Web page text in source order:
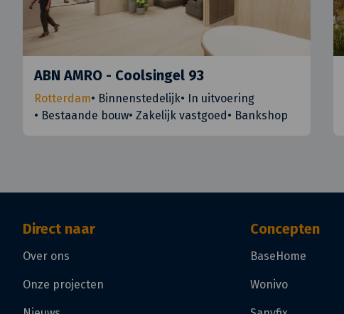
ABN AMRO - Coolsingel 93
Rotterdam• Binnenstedelijk• In uitvoering
• Bestaande bouw• Zakelijk vastgoed• Bankshop
Direct naar
Over ons
Onze projecten
Concepten
BaseHome
Wonivo